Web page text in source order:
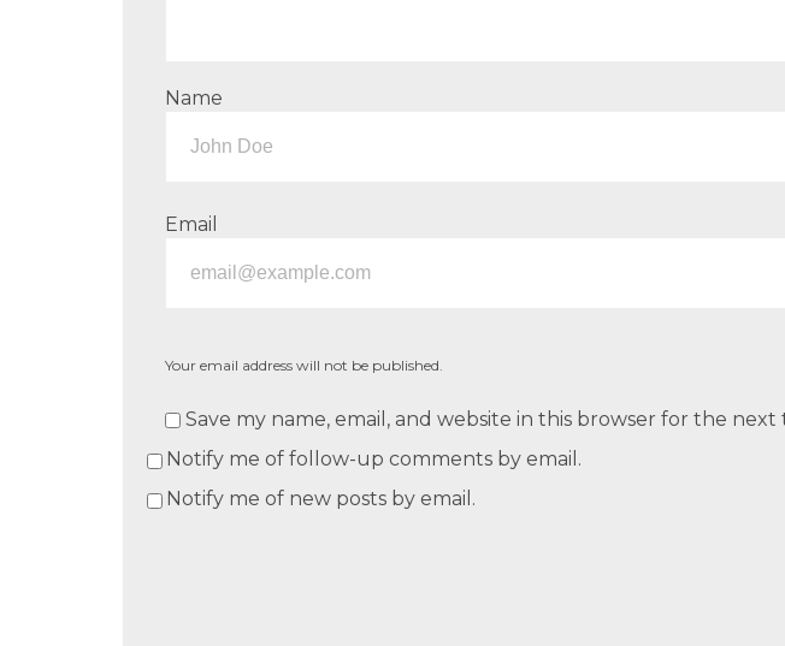
Name
Email
Your email address will not be published.
Save my name, email, and website in this browser for the
Notify me of follow-up comments by email.
Notify me of new posts by email.